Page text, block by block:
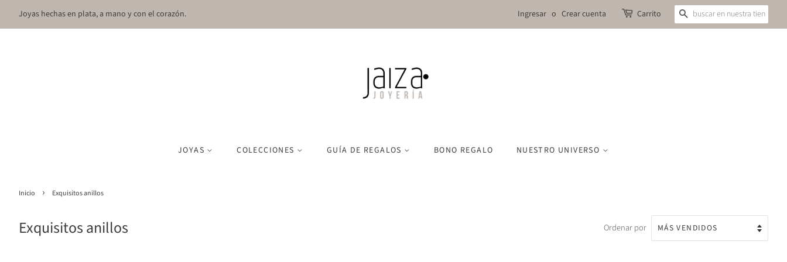
Joyas hechas en plata, a mano y con el corazón. Ingresar o Crear cuenta Carrito BUSCAR
JOYAS COLECCIONES GUÍA DE REGALOS BONO REGALO NUESTRO UNIVERSO
Inicio › Exquisitos anillos
Exquisitos anillos Ordenar por